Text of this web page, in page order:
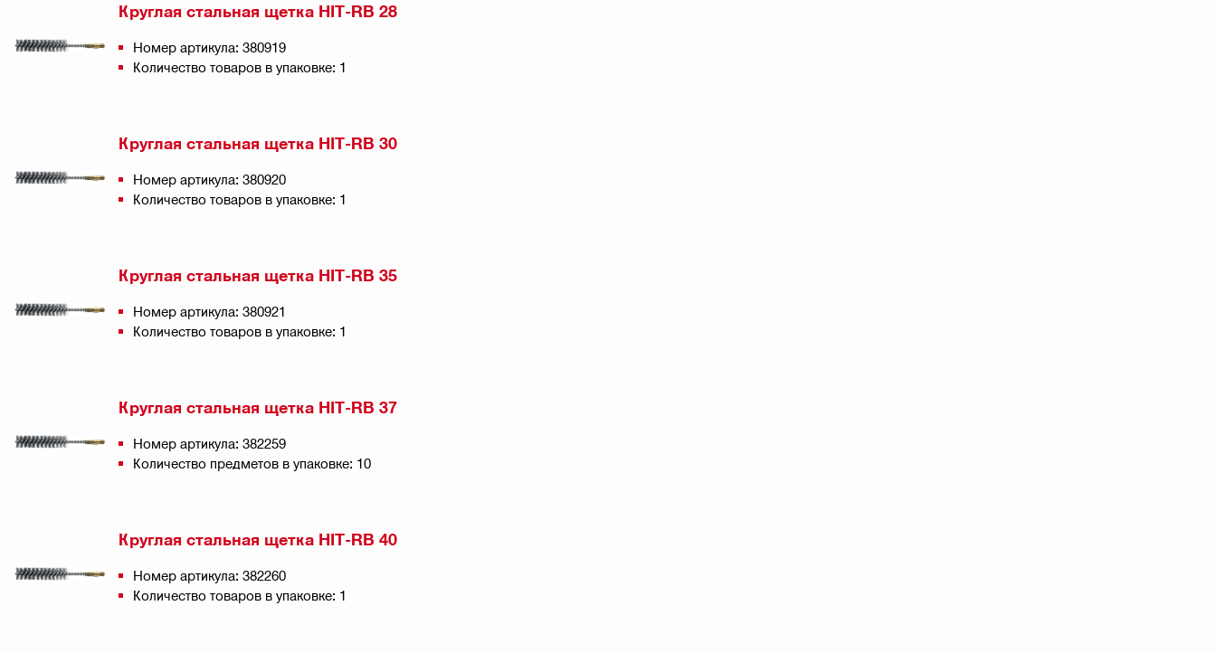
Круглая стальная щетка HIT-RB 28
Номер артикула: 380919
Количество товаров в упаковке: 1
Круглая стальная щетка HIT-RB 30
Номер артикула: 380920
Количество товаров в упаковке: 1
Круглая стальная щетка HIT-RB 35
Номер артикула: 380921
Количество товаров в упаковке: 1
Круглая стальная щетка HIT-RB 37
Номер артикула: 382259
Количество предметов в упаковке: 10
Круглая стальная щетка HIT-RB 40
Номер артикула: 382260
Количество товаров в упаковке: 1